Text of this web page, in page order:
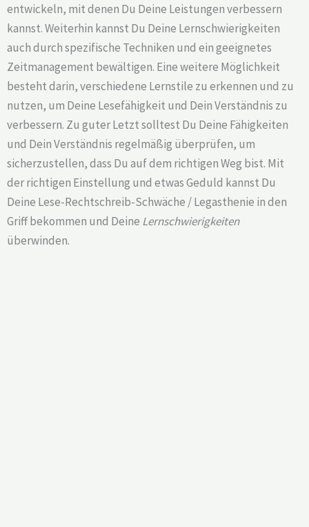
entwickeln, mit denen Du Deine Leistungen verbessern
kannst. Weiterhin kannst Du Deine Lernschwierigkeiten
auch durch spezifische Techniken und ein geeignetes
Zeitmanagement bewältigen. Eine weitere Möglichkeit
besteht darin, verschiedene Lernstile zu erkennen und zu
nutzen, um Deine Lesefähigkeit und Dein Verständnis zu
verbessern. Zu guter Letzt solltest Du Deine Fähigkeiten
und Dein Verständnis regelmäßig überprüfen, um
sicherzustellen, dass Du auf dem richtigen Weg bist. Mit
der richtigen Einstellung und etwas Geduld kannst Du
Deine Lese-Rechtschreib-Schwäche / Legasthenie in den
Griff bekommen und Deine Lernschwierigkeiten
überwinden.